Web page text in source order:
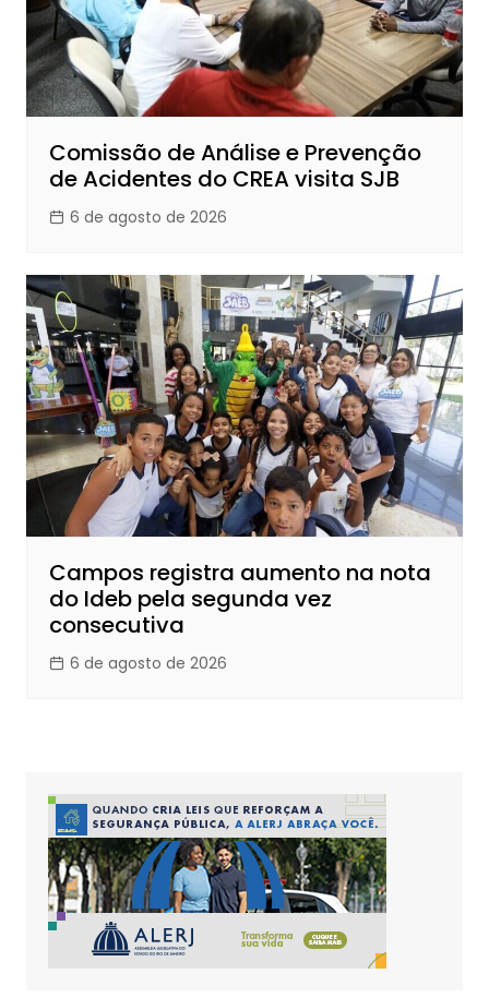
Comissão de Análise e Prevenção
de Acidentes do CREA visita SJB
6 de agosto de 2026
Campos registra aumento na nota
do Ideb pela segunda vez
consecutiva
6 de agosto de 2026